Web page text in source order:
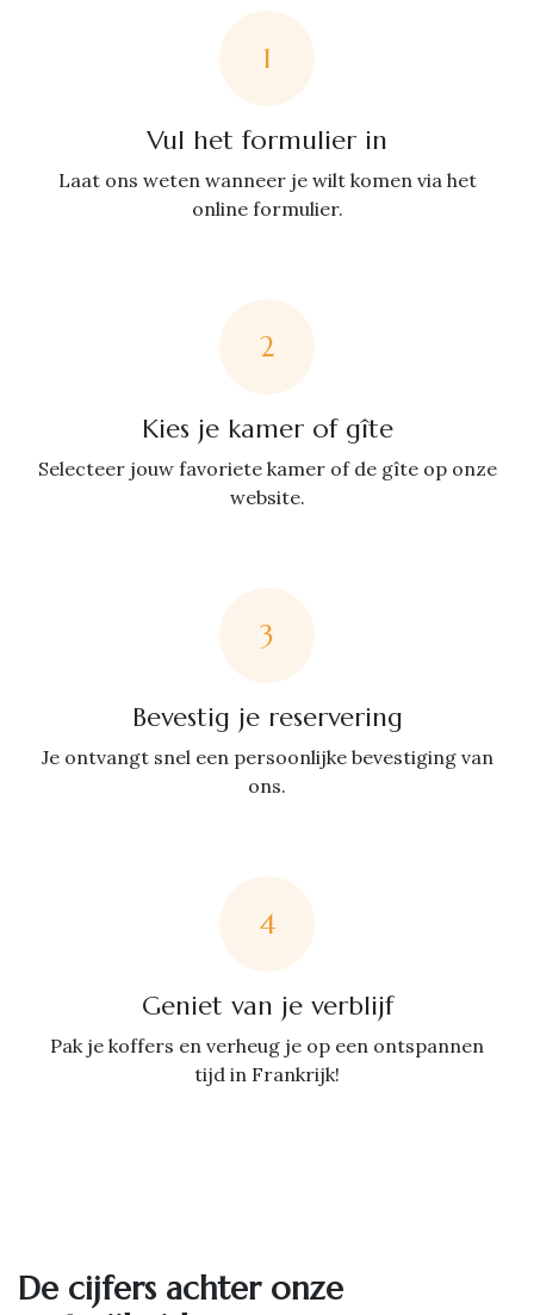
1
Vul het formulier in
Laat ons weten wanneer je wilt komen via het
online formulier.
2
Kies je kamer of gîte
Selecteer jouw favoriete kamer of de gîte op onze
website.
3
Bevestig je reservering
Je ontvangt snel een persoonlijke bevestiging van
ons.
4
Geniet van je verblijf
Pak je koffers en verheug je op een ontspannen
tijd in Frankrijk!
De cijfers achter onze